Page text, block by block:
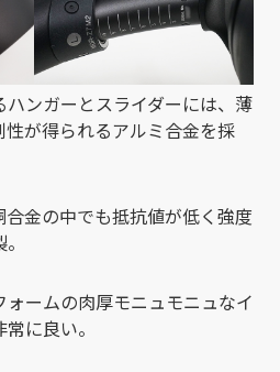
ンガーとスライダーには、薄
が得られるアルミ合金を採
金の中でも抵抗値が低く強度
ームの肉厚モニュモニュなイ
に良い。